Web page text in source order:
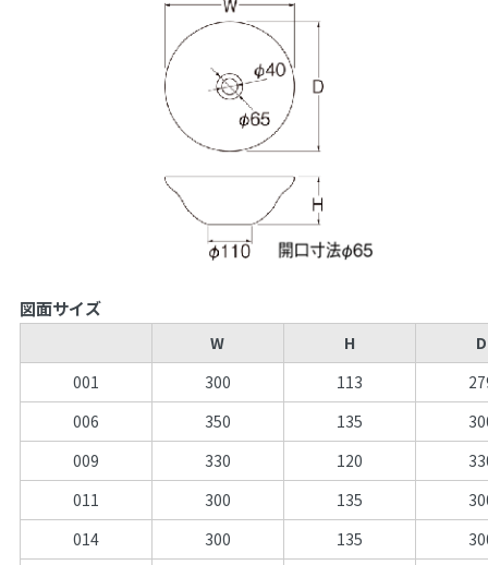
図面サイズ
W H
D
001
300 113
006
350 135
009
330 120
011
300 135
014
300 135